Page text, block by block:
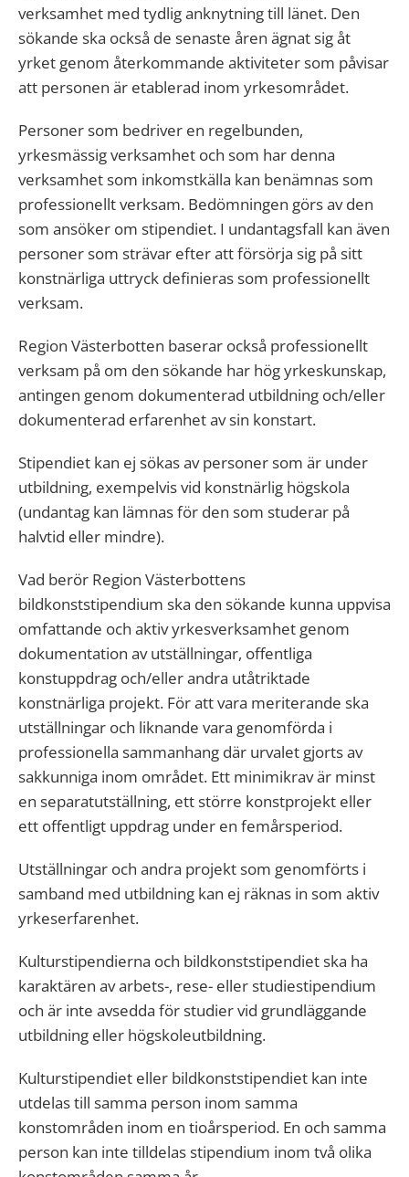
verksamhet med tydlig anknytning till länet. Den
sökande ska också de senaste åren ägnat sig åt
yrket genom återkommande aktiviteter som påvisar
att personen är etablerad inom yrkesområdet.
Personer som bedriver en regelbunden,
yrkesmässig verksamhet och som har denna
verksamhet som inkomstkälla kan benämnas som
professionellt verksam. Bedömningen görs av den
som ansöker om stipendiet. I undantagsfall kan även
personer som strävar efter att försörja sig på sitt
konstnärliga uttryck definieras som professionellt
verksam.
Region Västerbotten baserar också professionellt
verksam på om den sökande har hög yrkeskunskap,
antingen genom dokumenterad utbildning och/eller
dokumenterad erfarenhet av sin konstart.
Stipendiet kan ej sökas av personer som är under
utbildning, exempelvis vid konstnärlig högskola
(undantag kan lämnas för den som studerar på
halvtid eller mindre).
Vad berör Region Västerbottens
bildkonststipendium ska den sökande kunna uppvisa
omfattande och aktiv yrkesverksamhet genom
dokumentation av utställningar, offentliga
konstuppdrag och/eller andra utåtriktade
konstnärliga projekt. För att vara meriterande ska
utställningar och liknande vara genomförda i
professionella sammanhang där urvalet gjorts av
sakkunniga inom området. Ett minimikrav är minst
en separatutställning, ett större konstprojekt eller
ett offentligt uppdrag under en femårsperiod.
Utställningar och andra projekt som genomförts i
samband med utbildning kan ej räknas in som aktiv
yrkeserfarenhet.
Kulturstipendierna och bildkonststipendiet ska ha
karaktären av arbets-, rese- eller studiestipendium
och är inte avsedda för studier vid grundläggande
utbildning eller högskoleutbildning.
Kulturstipendiet eller bildkonststipendiet kan inte
utdelas till samma person inom samma
konstområden inom en tioårsperiod. En och samma
person kan inte tilldelas stipendium inom två olika